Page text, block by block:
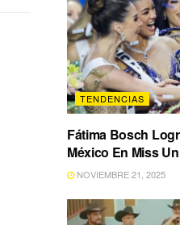
TENDENCIAS
Fátima Bosch
México En Miss
NOVIEMBRE 21, 2025